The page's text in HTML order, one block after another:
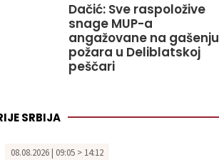
Dačić: Sve raspoložive
snage MUP-a
angažovane na gašenju
požara u Deliblatskoj
peščari
SRBIJA
08.08.2026 | 09:05 > 14:12